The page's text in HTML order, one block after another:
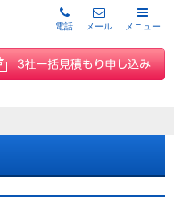
電話 メール メニュー